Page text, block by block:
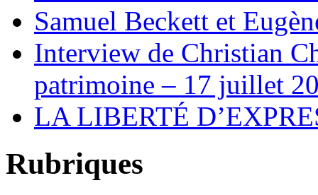
Samuel Beckett et
Interview de Christian
patrimoine – 17 juillet
LA LIBERTÉ
Rubriques